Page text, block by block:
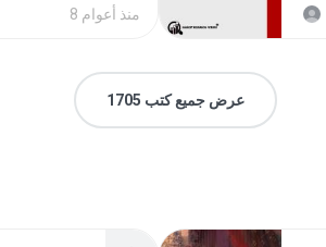
8 منذ أعوام
عرض جميع كتب 1705